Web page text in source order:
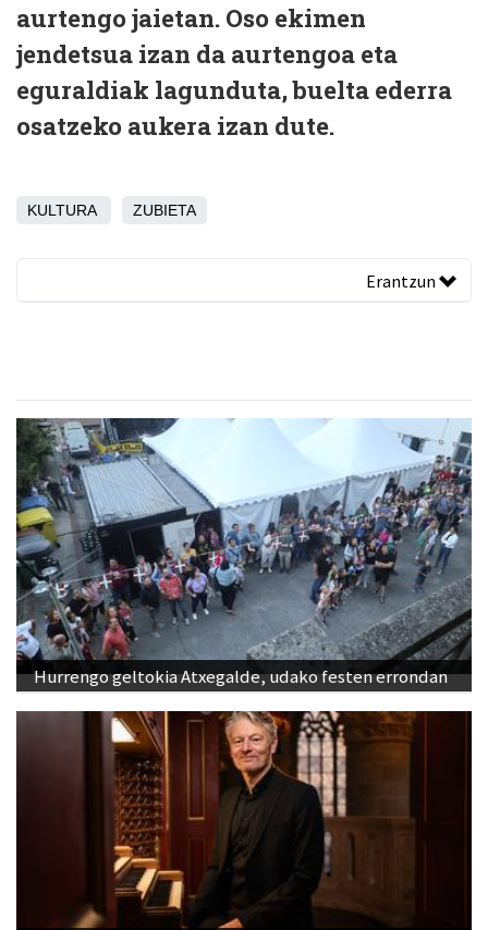
aurtengo jaietan. Oso ekimen
jendetsua izan da aurtengoa eta
eguraldiak lagunduta, buelta ederra
osatzeko aukera izan dute.
KULTURA ZUBIETA
Erantzun
Hurrengo geltokia Atxegalde, udako festen errondan